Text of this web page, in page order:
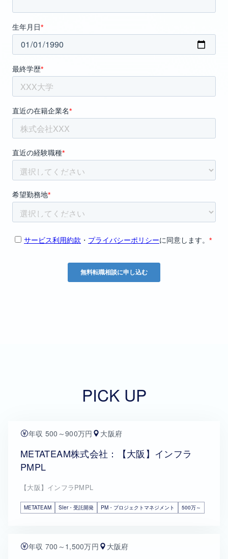
PICK UP
年収 500～900万円 大阪府
METATEAM株式会社：【大阪】インフラ
PMPL
【大阪】インフラPMPL
METATEAM SIer・受託開発 PM・プロジェクトマネジメント 500万～
年収 700～1,500万円 大阪府